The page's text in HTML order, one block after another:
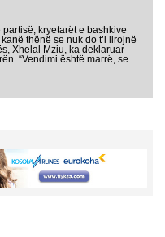
kryetarët e bashkive
thënë se nuk do t’i lirojnë
Xhelal Mziu, ka deklaruar
“Vendimi është marrë, se